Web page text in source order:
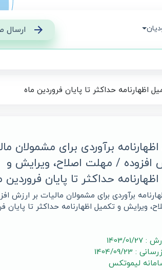
ارسال
اظهارنامه حداکثر تا پایان فروردین ماه
برآوردی برای مشمولان
افزوده / مهلت اصلاح، ویرایش و
حداکثر تا پایان فروردین
برآوردی برای مشمولان مالیات بر ارزش
ویرایش و تکمیل اظهارنامه حداکثر تا پایان
01/27
: 1404/09/23
لیموتکس